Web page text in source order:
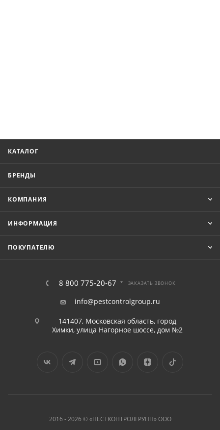
КАТАЛОГ
БРЕНДЫ
КОМПАНИЯ
ИНФОРМАЦИЯ
ПОКУПАТЕЛЮ
8 800 775-20-67 ЗАКАЗАТЬ ЗВОНОК
info@pestcontrolgroup.ru
141407, Московская область, город
Химки, улица Нагорное шоссе, дом №2
2016 - 2026 © «ПЕСТКОНТРОЛГРУПП» ООО